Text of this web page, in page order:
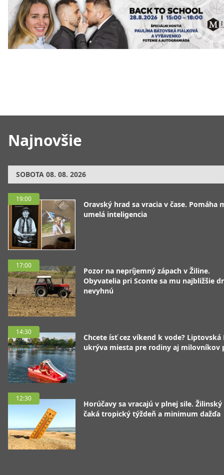
Najnovšie
SOBOTA 08. 08. 2026
19:00
Oravský hrad sa vracia v čase. Pomáha
umelá inteligencia
17:00
Pozor na nepríjemný zápach v Žiline.
Obyvatelia pri Sconte sa mu najbližšie
nevyhnú
14:30
Chcete ísť cez víkend k vode? Liptovská
ukrýva miesta pre rodiny aj milovníkov
12:30
Horúčavy sa vracajú v plnej sile.
čaká tropický týždeň a minimum dažďa